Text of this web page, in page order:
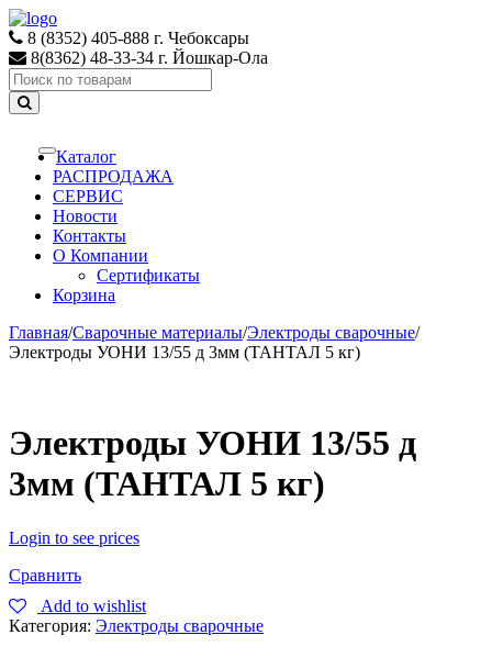
Skip
to
navigation
Skip
to
content
8 (8352) 405-888 г. Чебоксары
8(8362) 48-33-34 г. Йошкар-Ола
Search
for:
Toggle
navigation
Каталог
РАСПРОДАЖА
СЕРВИС
Новости
Контакты
О Компании
Сертификаты
Корзина
Главная/Сварочные материалы/Электроды сварочные/
Электроды УОНИ 13/55 д 3мм (ТАНТАЛ 5 кг)
Электроды УОНИ 13/55 д
3мм (ТАНТАЛ 5 кг)
Login to see prices
Сравнить
Add to wishlist
Категория: Электроды сварочные